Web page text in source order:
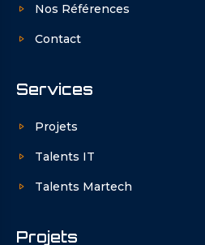
Nos Références
Contact
Services
Projets
Talents IT
Talents Martech
Projets